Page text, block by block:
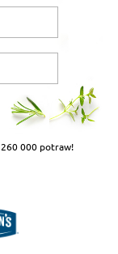
260 000 potraw!